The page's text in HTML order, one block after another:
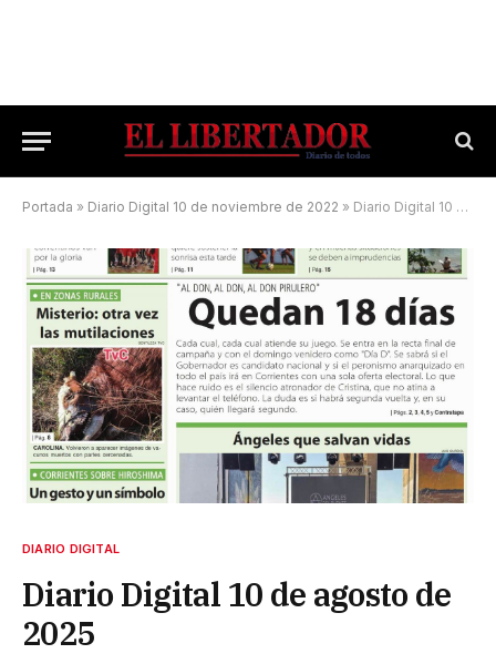
Portada » Diario Digital 10 de noviembre de 2022 » Diario Digital 10 de agosto de 2025
DIARIO DIGITAL
Diario Digital 10 de agosto de
2025